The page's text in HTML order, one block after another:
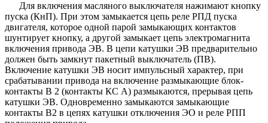
Для включения масляного выключателя нажимают кнопку
пуска (КнП). При этом замыкается цепь реле РПД пуска
двигателя, которое одной парой замыкающих контактов
шунтирует кнопку, а другой замыкает цепь электромагнита
включения привода ЭВ. В цепи катушки ЭВ предварительно
должен быть замкнут пакетный выключатель (ПВ).
Включение катушки ЭВ носит импульсный характер, при
срабатывании привода на включение размыкающие блок-
контакты В 2 (контакты КС А) размыкаются, прерывая цепь
катушки ЭВ. Одновременно замыкаются замыкающие
контакты В2 в цепях катушки отключения ЭО и реле РПП